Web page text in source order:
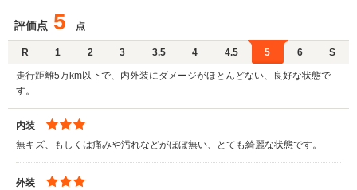
評価点 5 点
R 1 2 3 3.5 4 4.5 5 6 S
走行距離5万km以下で、内外装にダメージがほとんどない、良好な状態で
す。
内装
無キズ、もしくは痛みや汚れなどがほぼ無い、とても綺麗な状態です。
外装